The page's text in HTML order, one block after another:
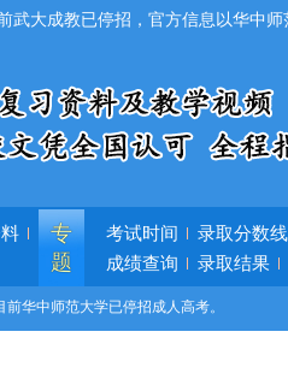
大成教已停招，官方信息以华中
专
题
考试时间
录取分数线
成绩查询
录取结果
华中师范大学已停招成人高考。